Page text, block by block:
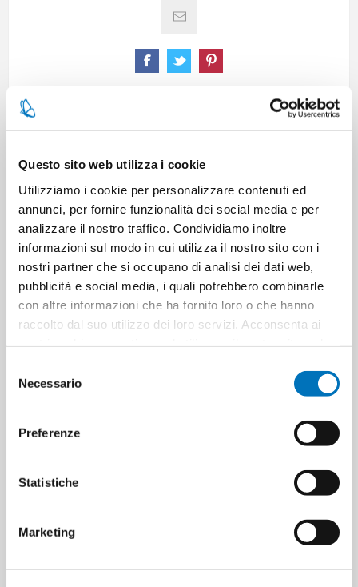
Questo sito web utilizza i cookie
Utilizziamo i cookie per personalizzare contenuti ed
annunci, per fornire funzionalità dei social media e per
analizzare il nostro traffico. Condividiamo inoltre
informazioni sul modo in cui utilizza il nostro sito con i
nostri partner che si occupano di analisi dei dati web,
pubblicità e social media, i quali potrebbero combinarle
con altre informazioni che ha fornito loro o che hanno
raccolto dal suo utilizzo dei loro servizi. Acconsenta ai
delNecessario
Preferenze
Statistiche
Marketing
SPECIFICATIONS
Pieces per carton 16
Cartons for pallets 18
Cartons for layer 6
Minimum sale
bicchieri riutilizzabili